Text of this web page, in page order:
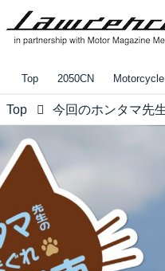
Top 2050CN Motorcycle
Top